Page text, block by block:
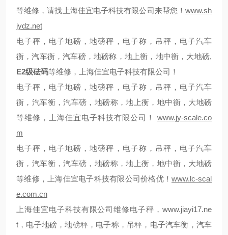
等维修，请找上海佳宜电子科技有限公司来帮您！ www.sh
jydz.net
电子秤，电子地磅，地磅秤，电子称，吊秤，电子汽车
衡，汽车衡，汽车磅，地磅称，地上衡，地中衡，大地磅,
E2级砝码等维修，上海佳宜电子科技有限公司！
电子秤，电子地磅，地磅秤，电子称，吊秤，电子汽车
衡，汽车衡，汽车磅，地磅称，地上衡，地中衡，大地磅
等维修，上海佳宜电子科技有限公司！
www.jy-scale.co
m
电子秤，电子地磅，地磅秤，电子称，吊秤，电子汽车
衡，汽车衡，汽车磅，地磅称，地上衡，地中衡，大地磅
等维修，上海佳宜电子科技有限公司价格优！ www.lc-scal
e.com.cn
上海佳宜电子科技有限公司维修电子秤， www.jiayi17.ne
t ， 电子地磅，地磅秤，电子称，吊秤，电子汽车衡，汽车